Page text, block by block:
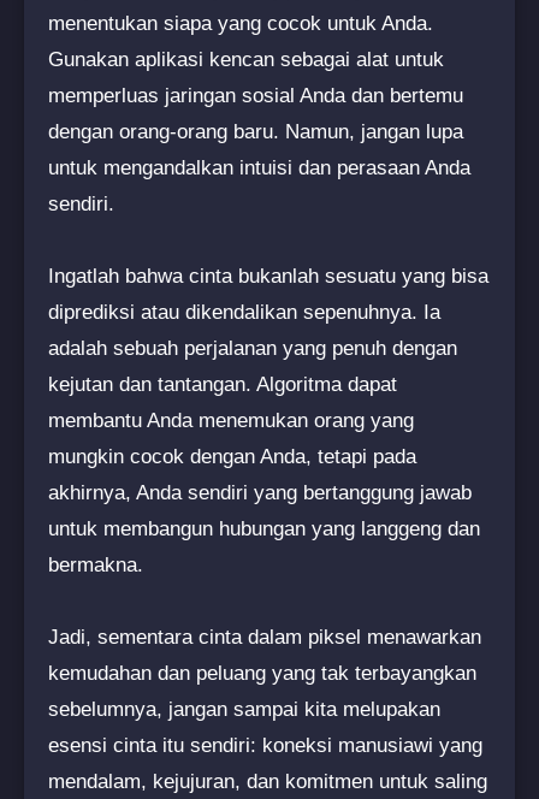
menentukan siapa yang cocok untuk Anda.
Gunakan aplikasi kencan sebagai alat untuk
memperluas jaringan sosial Anda dan bertemu
dengan orang-orang baru. Namun, jangan lupa
untuk mengandalkan intuisi dan perasaan Anda
sendiri.
Ingatlah bahwa cinta bukanlah sesuatu yang bisa
diprediksi atau dikendalikan sepenuhnya. Ia
adalah sebuah perjalanan yang penuh dengan
kejutan dan tantangan. Algoritma dapat
membantu Anda menemukan orang yang
mungkin cocok dengan Anda, tetapi pada
akhirnya, Anda sendiri yang bertanggung jawab
untuk membangun hubungan yang langgeng dan
bermakna.
Jadi, sementara cinta dalam piksel menawarkan
kemudahan dan peluang yang tak terbayangkan
sebelumnya, jangan sampai kita melupakan
esensi cinta itu sendiri: koneksi manusiawi yang
mendalam, kejujuran, dan komitmen untuk saling